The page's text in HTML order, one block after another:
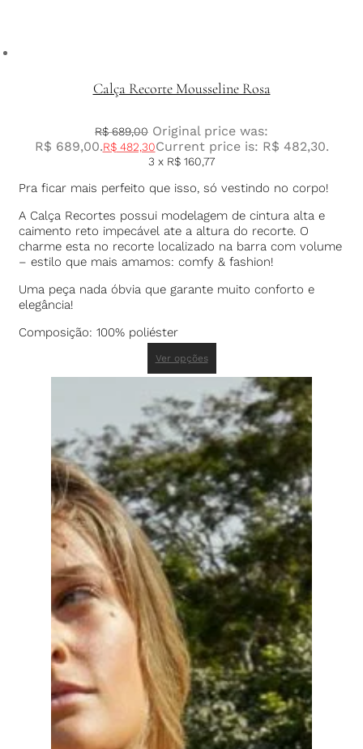
Calça Recorte Mousseline Rosa
R$689,00 Original price was:
R$ 689,00.R$482,30Current price is: R$ 482,30.
3 x R$ 160,77
Pra ficar mais perfeito que isso, só vestindo no corpo!
A Calça Recortes possui modelagem de cintura alta e
caimento reto impecável ate a altura do recorte. O
charme esta no recorte localizado na barra com volume
– estilo que mais amamos: comfy & fashion!
Uma peça nada óbvia que garante muito conforto e
elegância!
Composição: 100% poliéster
Ver opções